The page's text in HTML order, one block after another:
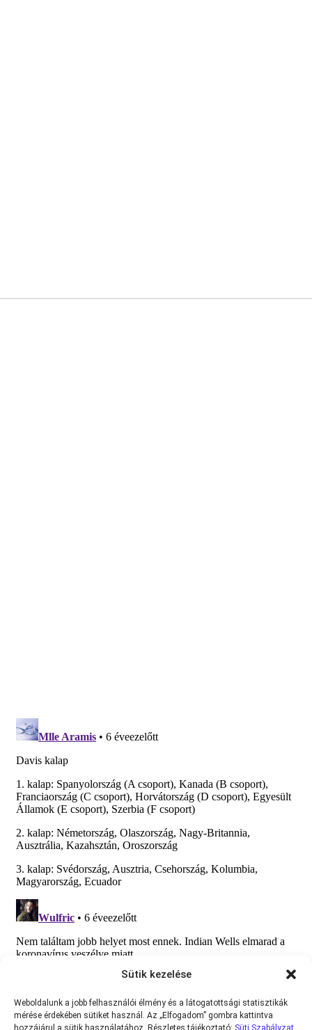
Sütik kezelése
Weboldalunk a jobb felhasználói élmény és a látogatottsági statisztikák
mérése érdekében sütiket használ. Az „Elfogadom” gombra kattintva
hozzájárul a sütik használatához. Részletes tájékoztató: Süti Szabályzat